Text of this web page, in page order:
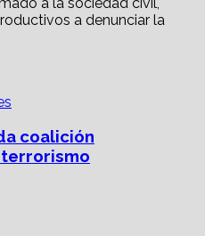
coalición